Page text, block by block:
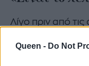
Queen - Do Not
Λίγο πριν από
τρυφερά λόγια